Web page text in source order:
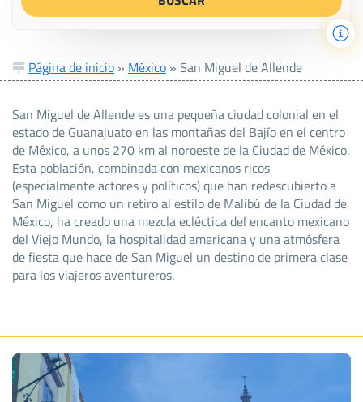
Página de inicio » México » San Miguel de Allende
San Miguel de Allende es una pequeña ciudad colonial en el
estado de Guanajuato en las montañas del Bajío en el centro
de México, a unos 270 km al noroeste de la Ciudad de México.
Esta población, combinada con mexicanos ricos
(especialmente actores y políticos) que han redescubierto a
San Miguel como un retiro al estilo de Malibú de la Ciudad de
México, ha creado una mezcla ecléctica del encanto mexicano
del Viejo Mundo, la hospitalidad americana y una atmósfera
de fiesta que hace de San Miguel un destino de primera clase
para los viajeros aventureros.